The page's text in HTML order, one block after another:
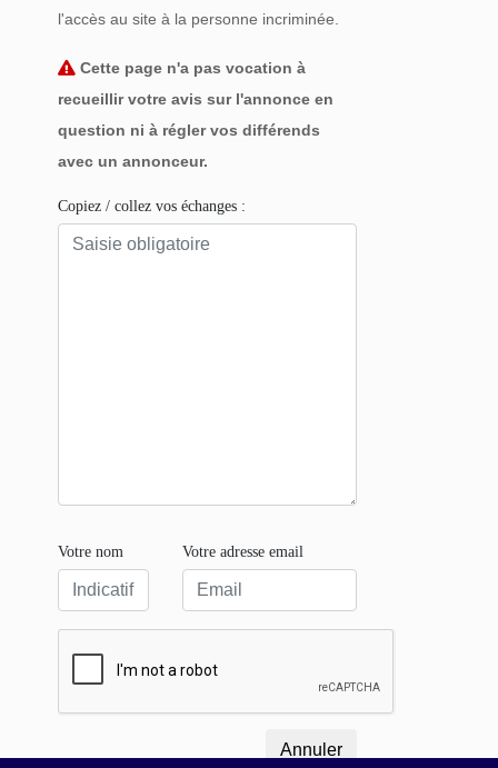
l'accès au site à la personne incriminée.
Cette page n'a pas vocation à
recueillir votre avis sur l'annonce en
question ni à régler vos différends
avec un annonceur.
Copiez / collez vos échanges :
Votre nom Votre adresse email